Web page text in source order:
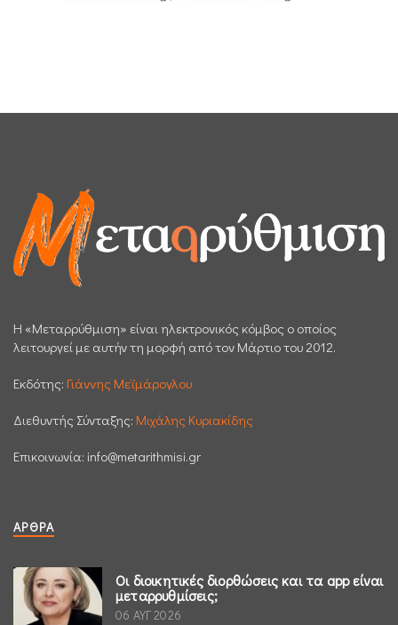
H «Μεταρρύθμιση» είναι ηλεκτρονικός κόμβος ο οποίος
λειτουργεί με αυτήν τη μορφή από τον Μάρτιο του 2012.
Εκδότης: Γιάννης Μεϊμάρογλου
Διεθυντής Σύνταξης: Μιχάλης Κυριακίδης
Επικοινωνία: info@metarithmisi.gr
ΆΡΘΡΑ
Οι διοικητικές διορθώσεις και τα app είναι
μεταρρυθμίσεις;
06 ΑΥΓ 2026